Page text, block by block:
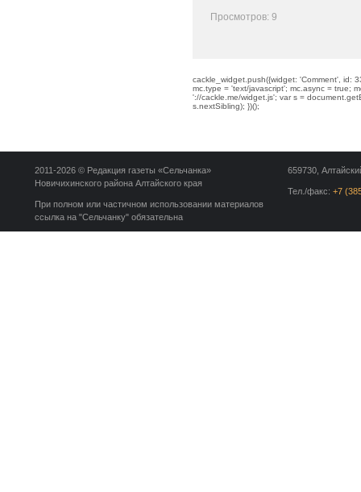
Просмотров: 9
cackle_widget.push({widget: 'Comment', id:
mc.type = 'text/javascript'; mc.async = true;
'://cackle.me/widget.js'; var s =
s.nextSibling); })();
659730,
Тел./факс: +7
2011-2026 © Редакция газеты «Сельчанка»
Новичихинского района Алтайского края
При полном или частичном использовании материалов
ссылка на "Сельчанку" обязательна